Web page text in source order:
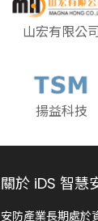
山宏有限公
揚益科技
關於 iDS 智慧
安防產業長期處於